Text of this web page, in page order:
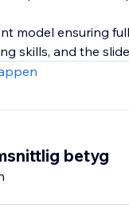
model ensuring
skills, and the
betyg